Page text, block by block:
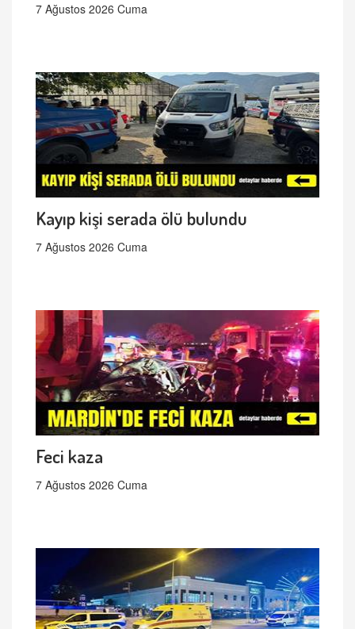
7 Ağustos 2026 Cuma
Kayıp kişi serada ölü bulundu
7 Ağustos 2026 Cuma
Feci kaza
7 Ağustos 2026 Cuma